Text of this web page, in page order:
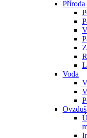
Příroda
Voda